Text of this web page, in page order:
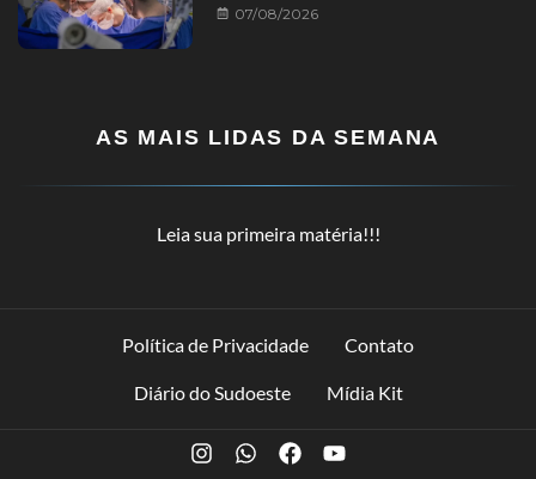
07/08/2026
AS MAIS LIDAS DA SEMANA
Leia sua primeira matéria!!!
Política de Privacidade Contato
Diário do Sudoeste Mídia Kit